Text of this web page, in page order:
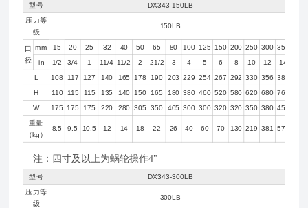
型号
DX343-150LB
压力等
级
150LB
口
径
mm 15 20 25 32 40 50 65 80 100 125 150 200 250 300 350
in 1/2 3/4 1 11/4 11/2 2 21/2 3 4 5 6 8 10 12
14
L
108 117 127 140 165 178 190 203 229 254 267 292 330 356 381
H
110 115 115 135 140 150 165 180 380 460 520 580 620 680 760
W
175 175 175 220 280 305 350 405 300 300 320 320 350 380 450
重量
（kg）
8.5 9.5 10.5 12 14 18 22 26 40 60 70 130 219 381 570
注：四寸及以上为蜗轮操作4"
型号
DX343-300LB
压力等
级
300LB